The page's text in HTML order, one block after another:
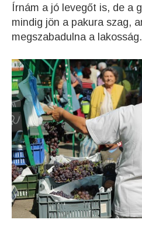
Írnám a jó levegőt is, de a
mindig jön a pakura szag,
megszabadulna a lakosság.